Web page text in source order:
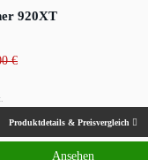
920XT
€
Produktdetails & Preisvergleich
Ansehen